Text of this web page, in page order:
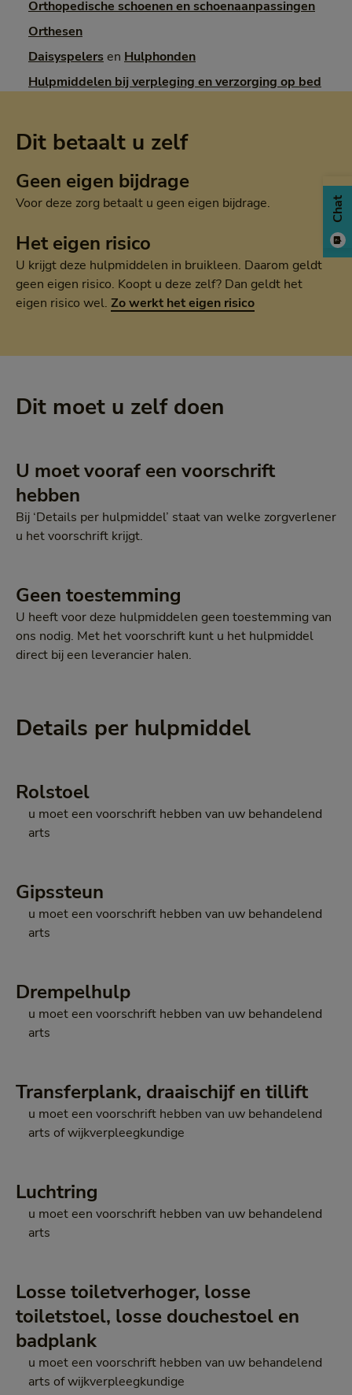
Orthopedische schoenen en schoenaanpassingen
Orthesen
Daisyspelersen Hulphonden
Hulpmiddelen bij verpleging en verzorging op bed
Dit betaalt u zelf
Geen eigen bijdrage
Voor deze zorg betaalt u geen eigen bijdrage.
Het eigen risico
U krijgt deze hulpmiddelen in bruikleen. Daarom geldt
geen eigen risico. Koopt u deze zelf? Dan geldt het
eigen risico wel. Zo werkt het eigen risico
Dit moet u zelf doen
U moet vooraf een voorschrift
hebben
Bij ‘Details per hulpmiddel’ staat van welke zorgverlener
u het voorschrift krijgt.
Geen toestemming
U heeft voor deze hulpmiddelen geen toestemming van
ons nodig. Met het voorschrift kunt u het hulpmiddel
direct bij een leverancier halen.
Details per hulpmiddel
Rolstoel
u moet een voorschrift hebben van uw behandelend
arts
Gipssteun
u moet een voorschrift hebben van uw behandelend
arts
Drempelhulp
u moet een voorschrift hebben van uw behandelend
arts
Transferplank, draaischijf en tillift
u moet een voorschrift hebben van uw behandelend
arts of wijkverpleegkundige
Luchtring
u moet een voorschrift hebben van uw behandelend
arts
Losse toiletverhoger, losse
toiletstoel, losse douchestoel en
badplank
u moet een voorschrift hebben van uw behandelend
arts of wijkverpleegkundige
Chat